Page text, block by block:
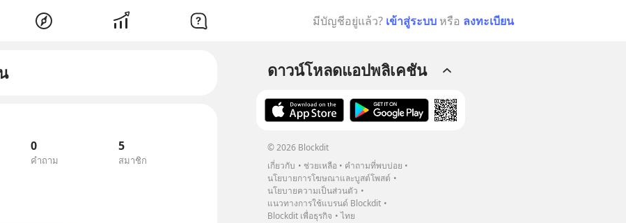
มีบัญชีอยู่แล้ว? เข้าสู่ระบบ หรือ ลงทะเบียน
0
คำถาม
5
สมาชิก
ดาวน์โหลดแอปพลิเคชัน
© 2026 Blockdit
เกี่ยวกับ
ช่วยเหลือ
คำถามที่พบบ่อย
นโยบายการโฆษณาและบูสต์โพสต์
นโยบายความเป็นส่วนตัว
แนวทางการใช้แบรนด์ Blockdit
Blockdit เพื่อธุรกิจ
ไทย